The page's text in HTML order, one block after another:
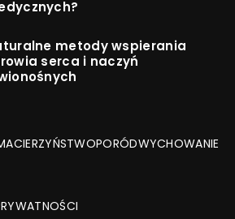
metody wspierania
serca i naczyń
PORÓDWYCHOWANIE